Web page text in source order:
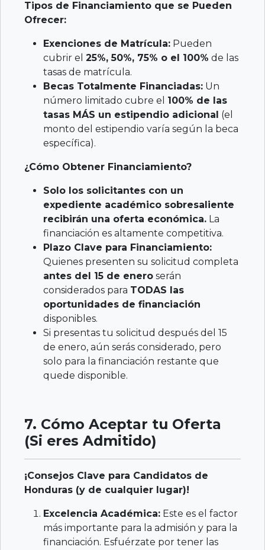
Tipos de Financiamiento que se Pueden
Ofrecer:
Exenciones de Matrícula: Pueden
cubrir el 25%, 50%, 75% o el 100% de las
tasas de matrícula.
Becas Totalmente Financiadas: Un
número limitado cubre el 100% de las
tasas MÁS un estipendio adicional (el
monto del estipendio varía según la beca
específica).
¿Cómo Obtener Financiamiento?
Solo los solicitantes con un
expediente académico sobresaliente
recibirán una oferta económica. La
financiación es altamente competitiva.
Plazo Clave para Financiamiento:
Quienes presenten su solicitud completa
antes del 15 de enero serán
considerados para TODAS las
oportunidades de financiación
disponibles.
Si presentas tu solicitud después del 15
de enero, aún serás considerado, pero
solo para la financiación restante que
quede disponible.
7. Cómo Aceptar tu Oferta
(Si eres Admitido)
¡Consejos Clave para Candidatos de
Honduras (y de cualquier lugar)!
Excelencia Académica: Este es el factor
más importante para la admisión y para la
financiación. Esfuérzate por tener las